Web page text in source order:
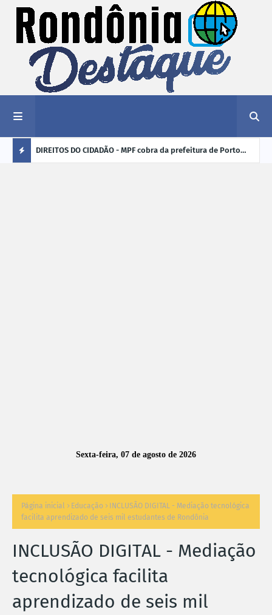
DIREITOS DO CIDADÃO - MPF cobra da prefeitura de Porto
Sexta-feira, 07 de agosto de 2026
Página inicial Educação
INCLUSÃO DIGITAL - Mediação tecnológica
facilita aprendizado de seis mil estudantes de Rondônia
INCLUSÃO DIGITAL - Mediação
tecnológica facilita
aprendizado de seis mil